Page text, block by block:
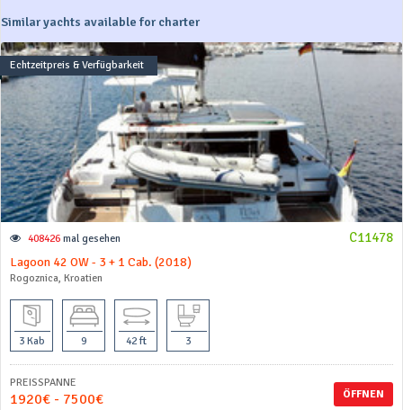
Similar yachts available for charter
Echtzeitpreis & Verfügbarkeit
C11478
408426 mal gesehen
Lagoon 42 OW - 3 + 1 Cab. (2018)
Rogoznica, Kroatien
3 Kab 9 42 ft 3
ÖFFNEN
PREISSPANNE
1920€ - 7500€